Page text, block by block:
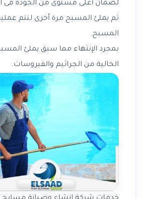
لضمان أعلى مستوى من الجودة فى
ثم يملئ المسبح مرة أخرى لتتم
المسبح.
بمجرد الإنتهاء مما سبق يملئ
الخالية من الجراثيم والفيروسات.